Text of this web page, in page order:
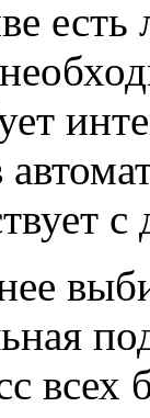
всех